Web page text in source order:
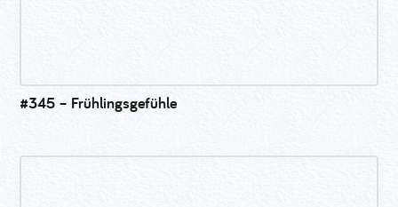
#345 – Frühlingsgefühle